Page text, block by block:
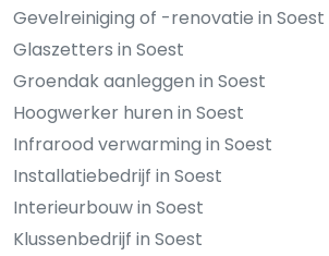
Gevelreiniging of -renovatie in Soest
Glaszetters in Soest
Groendak aanleggen in Soest
Hoogwerker huren in Soest
Infrarood verwarming in Soest
Installatiebedrijf in Soest
Interieurbouw in Soest
Klussenbedrijf in Soest